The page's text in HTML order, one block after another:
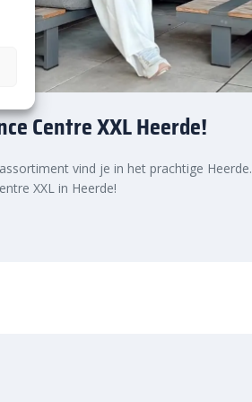
Centre XXL Heerde!
vind je in het prachtige Heerde.
XXL in Heerde!